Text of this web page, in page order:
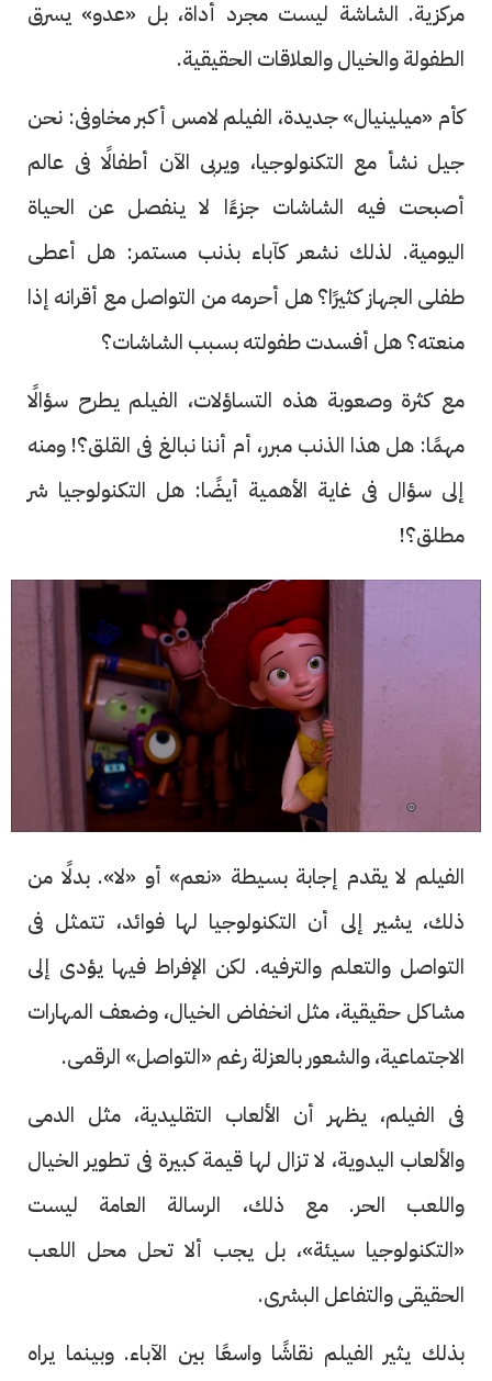
مركزية. الشاشة ليست مجرد أداة، بل «عدو» يسرق
الطفولة والخيال والعلاقات الحقيقية.
كأم «ميلينيال» جديدة، الفيلم لامس أكبر مخاوفى: نحن
جيل نشأ مع التكنولوجيا، ويربى الآن أطفالًا فى عالم
أصبحت فيه الشاشات جزءًا لا ينفصل عن الحياة
اليومية. لذلك نشعر كآباء بذنب مستمر: هل أعطى
طفلى الجهاز كثيرًا؟ هل أحرمه من التواصل مع أقرانه إذا
منعته؟ هل أفسدت طفولته بسبب الشاشات؟
مع كثرة وصعوبة هذه التساؤلات، الفيلم يطرح سؤالًا
مهمًا: هل هذا الذنب مبرر، أم أننا نبالغ فى القلق؟! ومنه
إلى سؤال فى غاية الأهمية أيضًا: هل التكنولوجيا شر
مطلق؟!
الفيلم لا يقدم إجابة بسيطة «نعم» أو «لا». بدلًا من
ذلك، يشير إلى أن التكنولوجيا لها فوائد، تتمثل فى
التواصل والتعلم والترفيه. لكن الإفراط فيها يؤدى إلى
مشاكل حقيقية، مثل انخفاض الخيال، وضعف المهارات
الاجتماعية، والشعور بالعزلة رغم «التواصل» الرقمى.
فى الفيلم، يظهر أن الألعاب التقليدية، مثل الدمى
والألعاب اليدوية، لا تزال لها قيمة كبيرة فى تطوير الخيال
واللعب الحر. مع ذلك، الرسالة العامة ليست
«التكنولوجيا سيئة»، بل يجب ألا تحل محل اللعب
الحقيقى والتفاعل البشرى.
بذلك يثير الفيلم نقاشًا واسعًا بين الآباء. وبينما يراه